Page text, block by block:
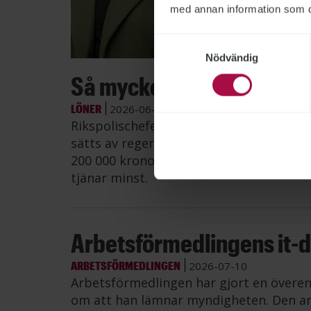
med annan information som
Nödvändig
Så mycket tjänar
LÖNER 2026-06-26
Rikspolischefen Petra Lundh har
sätts av regeringen, visar Publikts
200 000 kronor i månaden – mer än
tjänar minst.
Arbetsförmedlingens it-
ARBETSFÖRMEDLINGEN 2026-07-10
Arbetsförmedlingen har gjort en
om att han lämnar myndigheten. Den